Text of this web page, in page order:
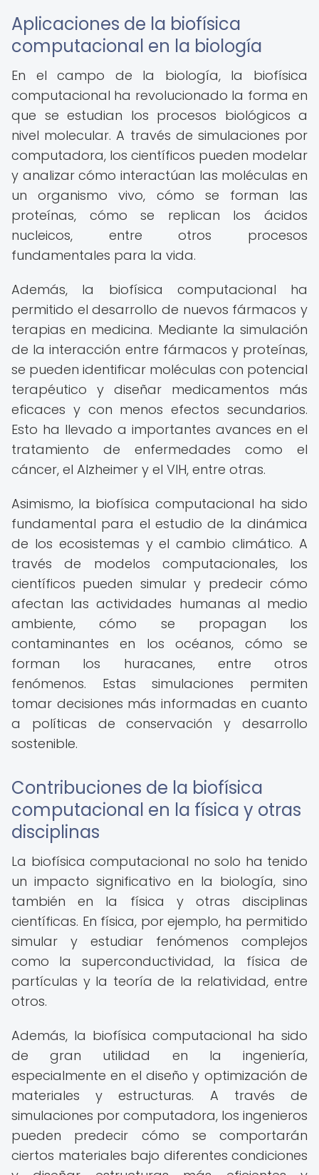
Aplicaciones de la biofísica
computacional en la biología
En el campo de la biología, la biofísica
computacional ha revolucionado la forma en
que se estudian los procesos biológicos a
nivel molecular. A través de simulaciones por
computadora, los científicos pueden modelar
y analizar cómo interactúan las moléculas en
un organismo vivo, cómo se forman las
proteínas, cómo se replican los ácidos
nucleicos, entre otros procesos
fundamentales para la vida.
Además, la biofísica computacional ha
permitido el desarrollo de nuevos fármacos y
terapias en medicina. Mediante la simulación
de la interacción entre fármacos y proteínas,
se pueden identificar moléculas con potencial
terapéutico y diseñar medicamentos más
eficaces y con menos efectos secundarios.
Esto ha llevado a importantes avances en el
tratamiento de enfermedades como el
cáncer, el Alzheimer y el VIH, entre otras.
Asimismo, la biofísica computacional ha sido
fundamental para el estudio de la dinámica
de los ecosistemas y el cambio climático. A
través de modelos computacionales, los
científicos pueden simular y predecir cómo
afectan las actividades humanas al medio
ambiente, cómo se propagan los
contaminantes en los océanos, cómo se
forman los huracanes, entre otros
fenómenos. Estas simulaciones permiten
tomar decisiones más informadas en cuanto
a políticas de conservación y desarrollo
sostenible.
Contribuciones de la biofísica
computacional en la física y otras
disciplinas
La biofísica computacional no solo ha tenido
un impacto significativo en la biología, sino
también en la física y otras disciplinas
científicas. En física, por ejemplo, ha permitido
simular y estudiar fenómenos complejos
como la superconductividad, la física de
partículas y la teoría de la relatividad, entre
otros.
Además, la biofísica computacional ha sido
de gran utilidad en la ingeniería,
especialmente en el diseño y optimización de
materiales y estructuras. A través de
simulaciones por computadora, los ingenieros
pueden predecir cómo se comportarán
ciertos materiales bajo diferentes condiciones